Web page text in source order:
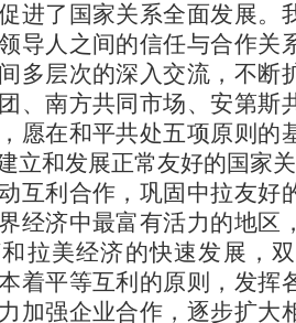
进了国家关系全面发展。
导人之间的信任与合作关
多层次的深入交流，不断
、南方共同市场、安第斯
愿在和平共处五项原则的
立和发展正常友好的国家
利合作，巩固中拉友好
经济中最富有活力的地区
拉美经济的快速发展，
着平等互利的原则，发挥
加强企业合作，逐步扩大